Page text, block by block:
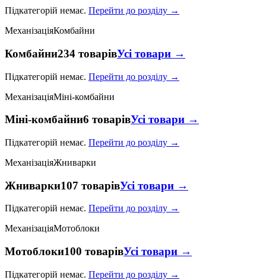
Підкатегорій немає. Перейти до розділу →
МеханізаціяКомбайни
Комбайни234 товарівУсі товари →
Підкатегорій немає. Перейти до розділу →
МеханізаціяМіні-комбайни
Міні-комбайни6 товарівУсі товари →
Підкатегорій немає. Перейти до розділу →
МеханізаціяЖниварки
Жниварки107 товарівУсі товари →
Підкатегорій немає. Перейти до розділу →
МеханізаціяМотоблоки
Мотоблоки100 товарівУсі товари →
Підкатегорій немає. Перейти до розділу →